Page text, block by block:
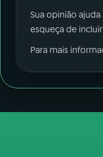
Sua opinião
esqueça de
Para mais